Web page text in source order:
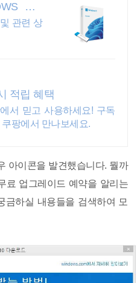
Win
관련 상
적립 혜택
서 믿고 사용하세요! 구독
팡에서 만나보세요.
아이콘을 발견했습니다. 뭘까
료 업그레이드 예약을 알리는
금하실 내용들을 검색하여 모